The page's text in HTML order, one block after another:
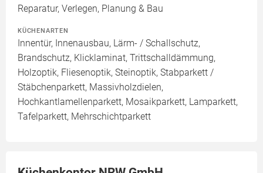
Reparatur, Verlegen, Planung & Bau
KÜCHENARTEN
Innentür, Innenausbau, Lärm- / Schallschutz,
Brandschutz, Klicklaminat, Trittschalldämmung,
Holzoptik, Fliesenoptik, Steinoptik, Stabparkett /
Stäbchenparkett, Massivholzdielen,
Hochkantlamellenparkett, Mosaikparkett, Lamparkett,
Tafelparkett, Mehrschichtparkett